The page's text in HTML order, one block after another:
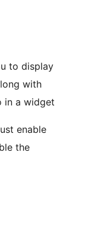
to display
with
in a widget
enable
the